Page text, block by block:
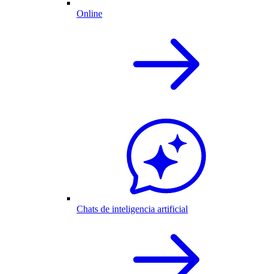
Online
Chats de inteligencia artificial